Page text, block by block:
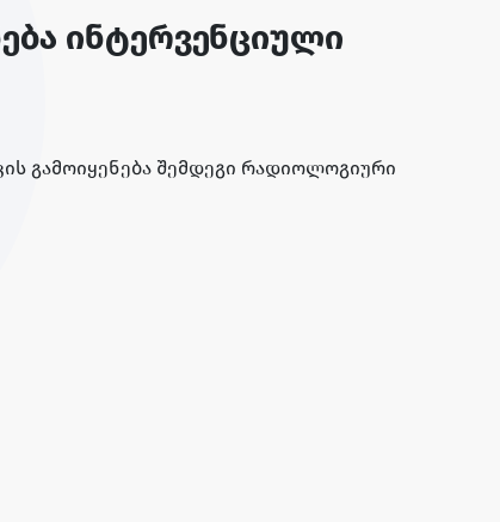
ინტერვენციული
გამოიყენება შემდეგი რადიოლოგიური